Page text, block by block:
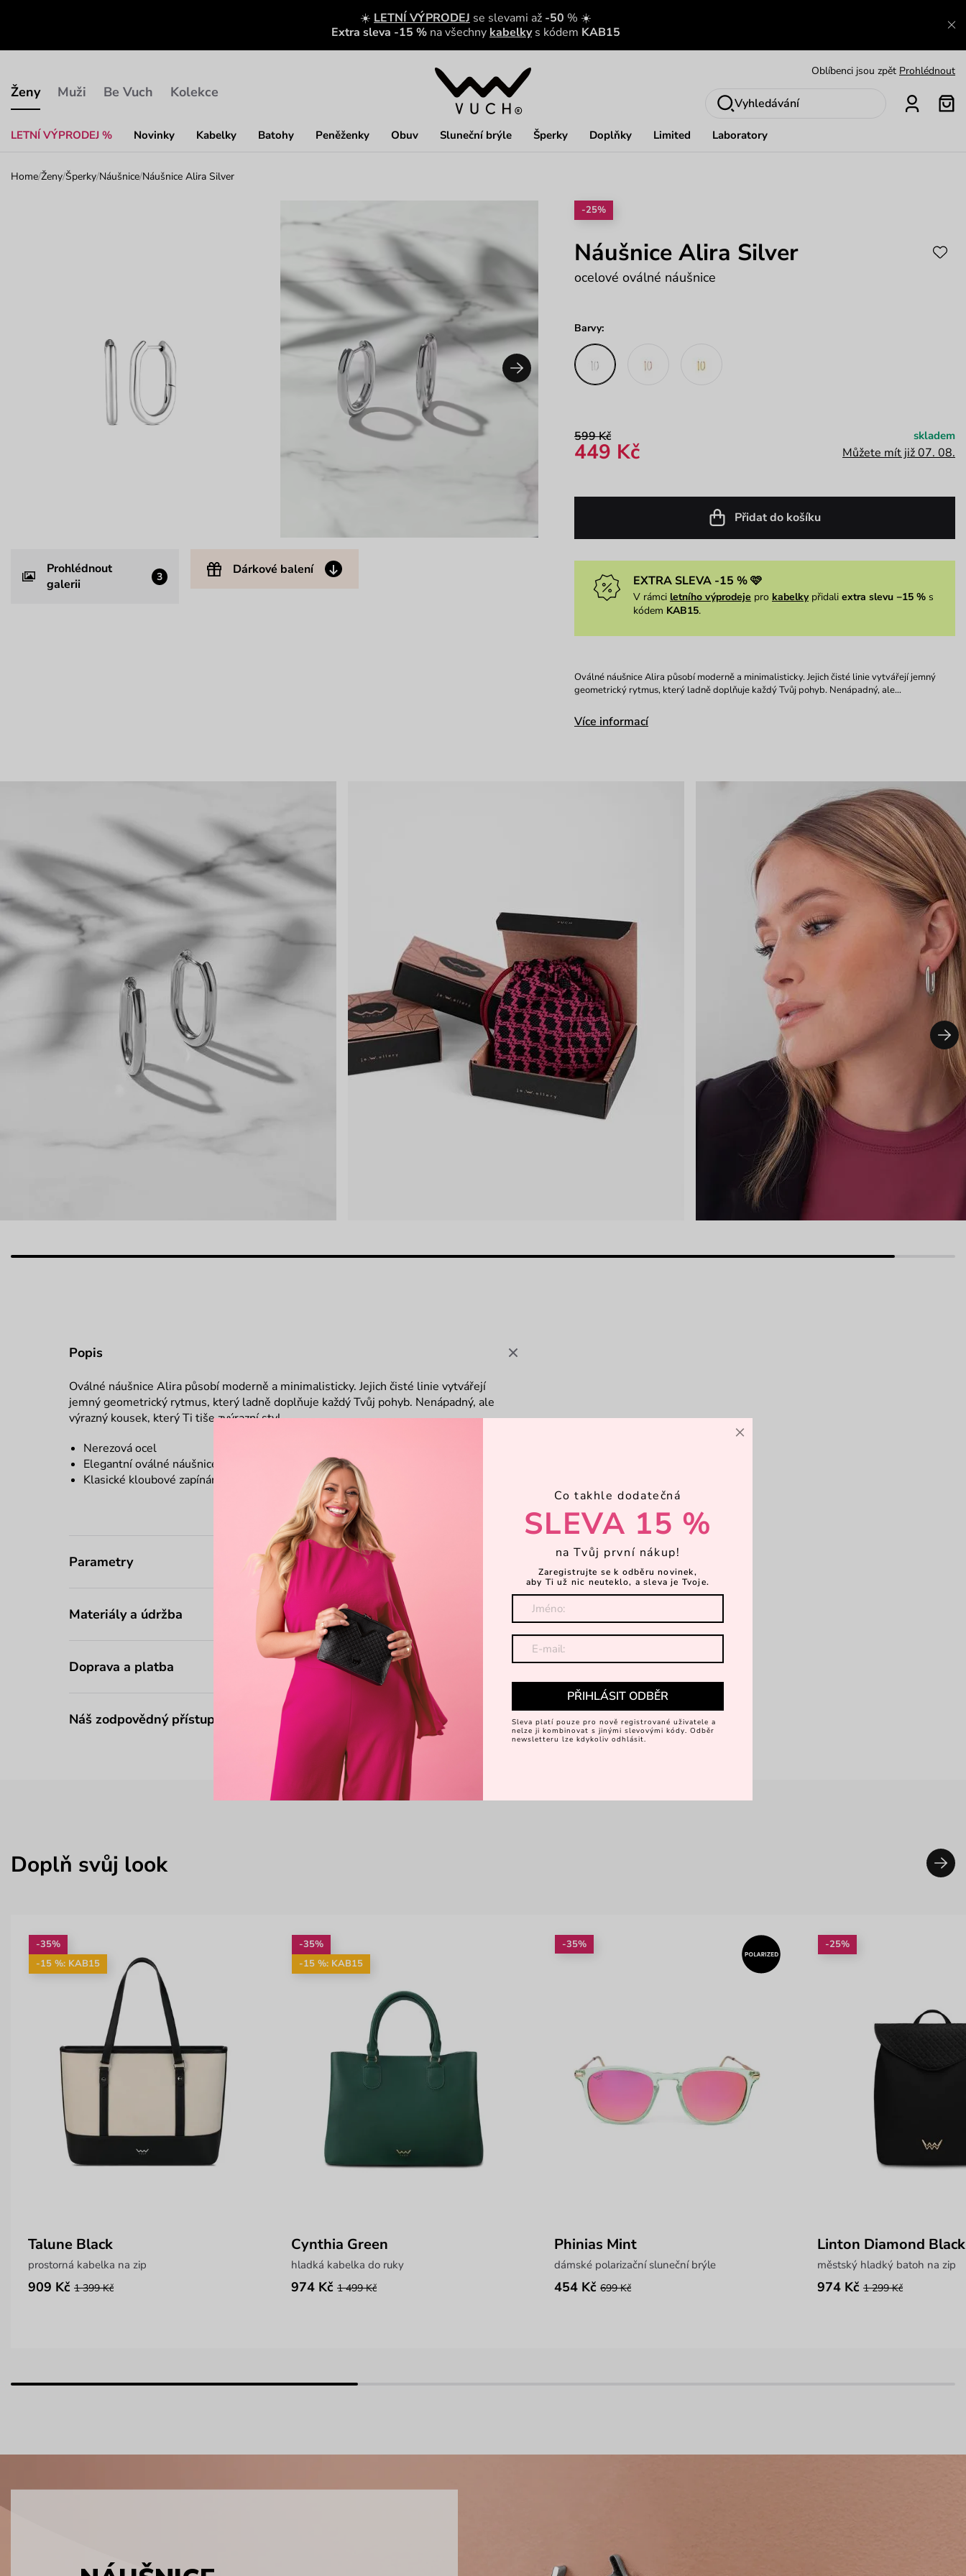
☀️ LETNÍ VÝPRODEJ se slevami až -50 % ☀️
Extra sleva -15 % na všechny kabelkys kódem KAB15
Ženy
LETNÍ VÝPRODEJ % Novinky Kabelky Batohy Peněženky Obuv Sluneční brýle Šperky Doplňky Limited Laboratory
Muži Be Vuch Kolekce
Nech se inspirovat Ukázat
Vyhledávání
Home/Ženy/Šperky/Náušnice/Náušnice Alira Silver
Prohlédnout
galerii
3 Dárkové balení
-25%
Náušnice Alira Silver
ocelové oválné náušnice
Barvy:
599 Kč
449 Kč
skladem
Můžete mít již 07. 08.
Přidat do košíku
EXTRA SLEVA -15 % 🩷
V rámci letního výprodeje pro kabelkypřidali extra slevu −15 %s
kódem KAB15.
Oválné náušnice Alira působí moderně a minimalisticky. Jejich čisté linie vytvářejí jemný
geometrický rytmus, který ladně doplňuje každý Tvůj pohyb. Nenápadný, ale…
Více informací
Popis
Oválné náušnice Alira působí moderně a minimalisticky. Jejich čisté linie vytvářejí
jemný geometrický rytmus, který ladně doplňuje každý Tvůj pohyb. Nenápadný, ale
výrazný kousek, který Ti tiše zvýrazní styl.
Nerezová ocel
Elegantní oválné náušnice
Klasické kloubové zapínání
Parametry
Materiály a údržba
Doprava a platba
Náš zodpovědný přístup
Doplň svůj look
-35%
-15 %: KAB15
Talune Black
prostorná kabelka na zip
909 Kč 1 399 Kč
-35%
-15 %: KAB15
Cynthia Green
hladká kabelka do ruky
974 Kč 1 499 Kč
-35%
Phinias Mint
dámské polarizační sluneční brýle
454 Kč 699 Kč
-25%
Linton Diamond Black
městský hladký batoh na zip
974 Kč 1 299 Kč
×
Co takhle dodatečná
SLEVA 15 %
na Tvůj první nákup!
Zaregistrujte se k odběru novinek,
aby Ti už nic neuteklo, a sleva je Tvoje.
PŘIHLÁSIT ODBĚR
Sleva platí pouze pro nově registrované uživatele a
nelze ji kombinovat s jinými slevovými kódy. Odběr
newsletteru lze kdykoliv odhlásit.